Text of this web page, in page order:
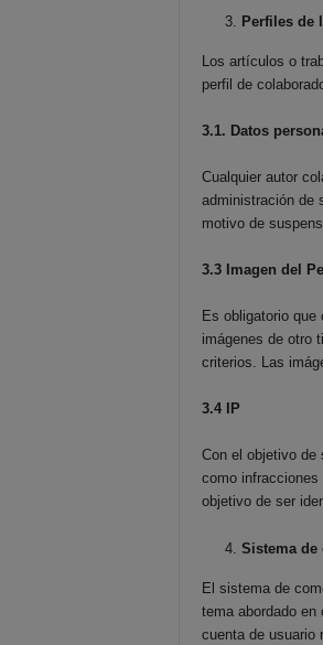
Perfiles de
Los artículos o
perfil de
3.1. Datos
Cualquier autor
administración de
motivo de
3.3 Imagen del
Es obligatorio que
imágenes de otro
criterios. Las
3.4 IP
Con el objetivo de
como infracciones
objetivo de ser
Sistema de
El sistema de
tema abordado en
cuenta de usuario